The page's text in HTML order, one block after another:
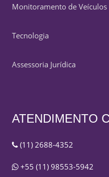
Monitoramento de Veículos
Tecnologia
Assessoria Jurídica
ATENDIMENTO
(11) 2688-4352
+55 (11) 98553-5942